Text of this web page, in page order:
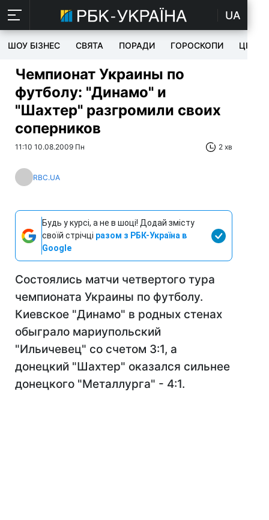
UA
ШОУ БІЗНЕС СВЯТА ПОРАДИ ГОРОСКОПИ ЦІКАВЕ
Чемпионат Украины по
футболу: "Динамо" и
"Шахтер" разгромили своих
соперников
11:10 10.08.2009 Пн 2 хв
RBC.UA
Будь у курсі, а не в шоці! Додай змісту
своїй стрічці разом з РБК-Україна в
Google
Состоялись матчи четвертого тура
чемпионата Украины по футболу.
Киевское "Динамо" в родных стенах
обыграло мариупольский
"Ильичевец" со счетом 3:1, а
донецкий "Шахтер" оказался сильнее
донецкого "Металлурга" - 4:1.